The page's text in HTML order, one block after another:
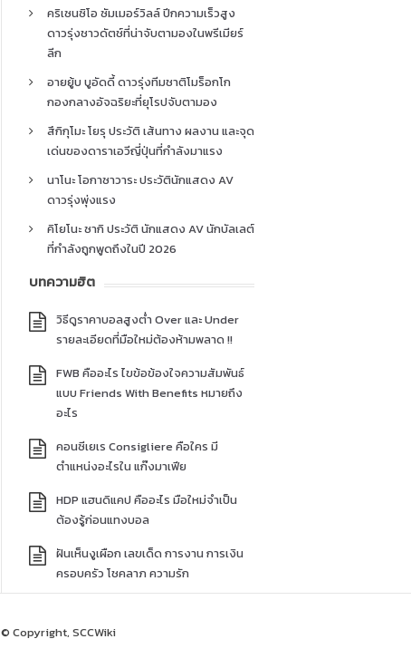
คริเซนซิโอ ซัมเมอร์วิลล์ ปีกความเร็วสูง
ดาวรุ่งชาวดัตช์ที่น่าจับตามองในพรีเมียร์
ลีก
อายยู้บ บูอัดดี้ ดาวรุ่งทีมชาติโมร็อกโก
กองกลางอัจฉริยะที่ยุโรปจับตามอง
สึกิกุโมะ โยรุ ประวัติ เส้นทาง ผลงาน และจุด
เด่นของดาราเอวีญี่ปุ่นที่กำลังมาแรง
นาโนะ โอกาซาวาระ ประวัตินักแสดง AV
ดาวรุ่งพุ่งแรง
คิโยโนะ ซากิ ประวัติ นักแสดง AV นักบัลเลต์
ที่กำลังถูกพูดถึงในปี 2026
บทความฮิต
วิธีดูราคาบอลสูงต่ำ Over และ Under
รายละเอียดที่มือใหม่ต้องห้ามพลาด !!
FWB คืออะไร ไขข้อข้องใจความสัมพันธ์
แบบ Friends With Benefits หมายถึง
อะไร
คอนซีเยเร Consigliere คือใคร มี
ตำแหน่งอะไรใน แก๊งมาเฟีย
HDP แฮนดิแคป คืออะไร มือใหม่จำเป็น
ต้องรู้ก่อนแทงบอล
ฝันเห็นงูเผือก เลขเด็ด การงาน การเงิน
ครอบครัว โชคลาภ ความรัก
© Copyright, SCCWiki